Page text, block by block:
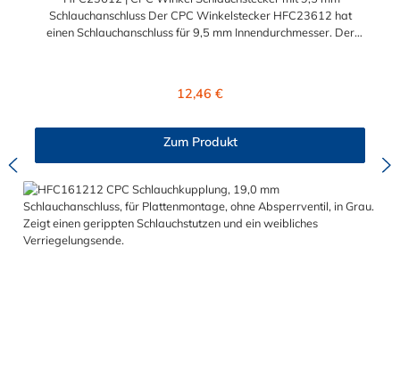
Schlauchanschluss Der CPC Winkelstecker HFC23612 hat
einen Schlauchanschluss für 9,5 mm Innendurchmesser. Der
Außenmaß von ≈ 18 mm. Sie können diesen CPC Winkel
Kupplungen der CPC HFC12-Serie kombinieren.
Regulärer Preis:
12,46 €
Zum Produkt